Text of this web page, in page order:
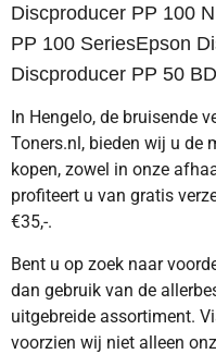
Discproducer PP 100
PP 100 SeriesEpson
Discproducer PP 50
In Hengelo, de bruisende
Toners.nl, bieden wij u de
kopen, zowel in onze
profiteert u van gratis
€35,-.
Bent u op zoek naar
dan gebruik van de
uitgebreide assortiment.
voorzien wij niet alleen